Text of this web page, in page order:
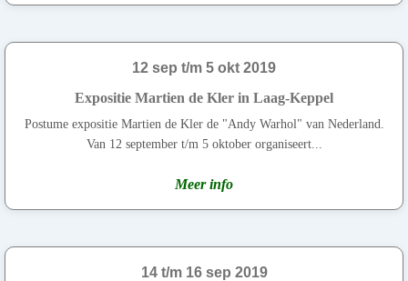
12 sep t/m 5 okt 2019
Expositie Martien de Kler in Laag-Keppel
Postume expositie Martien de Kler de "Andy Warhol" van Nederland.
Van 12 september t/m 5 oktober organiseert...
Meer info
14 t/m 16 sep 2019